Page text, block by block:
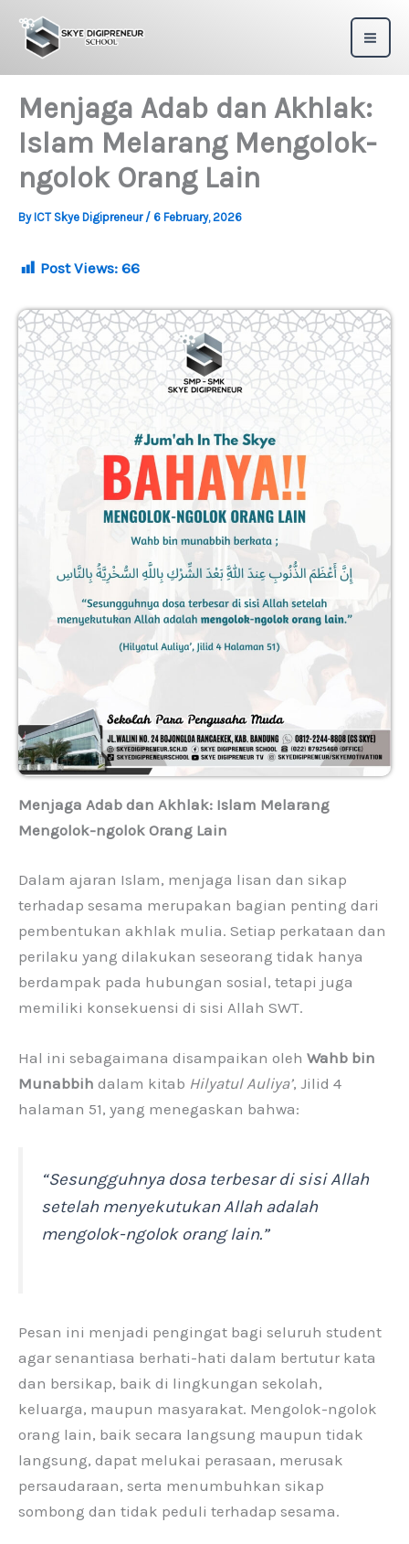
content
Menjaga Adab dan Akhlak:
Islam Melarang Mengolok-
ngolok Orang Lain
By ICT Skye Digipreneur / 6 February, 2026
Post Views: 66
Menjaga Adab dan Akhlak: Islam Melarang
Mengolok-ngolok Orang Lain
Dalam ajaran Islam, menjaga lisan dan sikap
terhadap sesama merupakan bagian penting dari
pembentukan akhlak mulia. Setiap perkataan dan
perilaku yang dilakukan seseorang tidak hanya
berdampak pada hubungan sosial, tetapi juga
memiliki konsekuensi di sisi Allah SWT.
Hal ini sebagaimana disampaikan oleh Wahb bin
Munabbih dalam kitab Hilyatul Auliya’, Jilid 4
halaman 51, yang menegaskan bahwa:
“Sesungguhnya dosa terbesar di sisi Allah
setelah menyekutukan Allah adalah
mengolok-ngolok orang lain.”
Pesan ini menjadi pengingat bagi seluruh student
agar senantiasa berhati-hati dalam bertutur kata
dan bersikap, baik di lingkungan sekolah,
keluarga, maupun masyarakat. Mengolok-ngolok
orang lain, baik secara langsung maupun tidak
langsung, dapat melukai perasaan, merusak
persaudaraan, serta menumbuhkan sikap
sombong dan tidak peduli terhadap sesama.